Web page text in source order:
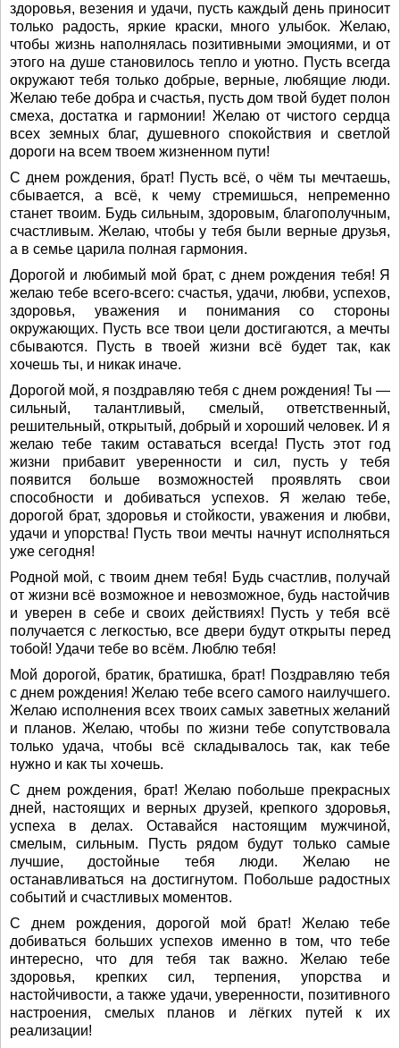
здоровья, везения и удачи, пусть каждый день приносит
только радость, яркие краски, много улыбок. Желаю,
чтобы жизнь наполнялась позитивными эмоциями, и от
этого на душе становилось тепло и уютно. Пусть всегда
окружают тебя только добрые, верные, любящие люди.
Желаю тебе добра и счастья, пусть дом твой будет полон
смеха, достатка и гармонии! Желаю от чистого сердца
всех земных благ, душевного спокойствия и светлой
дороги на всем твоем жизненном пути!
С днем рождения, брат! Пусть всё, о чём ты мечтаешь,
сбывается, а всё, к чему стремишься, непременно
станет твоим. Будь сильным, здоровым, благополучным,
счастливым. Желаю, чтобы у тебя были верные друзья,
а в семье царила полная гармония.
Дорогой и любимый мой брат, с днем рождения тебя! Я
желаю тебе всего-всего: счастья, удачи, любви, успехов,
здоровья, уважения и понимания со стороны
окружающих. Пусть все твои цели достигаются, а мечты
сбываются. Пусть в твоей жизни всё будет так, как
хочешь ты, и никак иначе.
Дорогой мой, я поздравляю тебя с днем рождения! Ты —
сильный, талантливый, смелый, ответственный,
решительный, открытый, добрый и хороший человек. И я
желаю тебе таким оставаться всегда! Пусть этот год
жизни прибавит уверенности и сил, пусть у тебя
появится больше возможностей проявлять свои
способности и добиваться успехов. Я желаю тебе,
дорогой брат, здоровья и стойкости, уважения и любви,
удачи и упорства! Пусть твои мечты начнут исполняться
уже сегодня!
Родной мой, с твоим днем тебя! Будь счастлив, получай
от жизни всё возможное и невозможное, будь настойчив
и уверен в себе и своих действиях! Пусть у тебя всё
получается с легкостью, все двери будут открыты перед
тобой! Удачи тебе во всём. Люблю тебя!
Мой дорогой, братик, братишка, брат! Поздравляю тебя
с днем рождения! Желаю тебе всего самого наилучшего.
Желаю исполнения всех твоих самых заветных желаний
и планов. Желаю, чтобы по жизни тебе сопутствовала
только удача, чтобы всё складывалось так, как тебе
нужно и как ты хочешь.
С днем рождения, брат! Желаю побольше прекрасных
дней, настоящих и верных друзей, крепкого здоровья,
успеха в делах. Оставайся настоящим мужчиной,
смелым, сильным. Пусть рядом будут только самые
лучшие, достойные тебя люди. Желаю не
останавливаться на достигнутом. Побольше радостных
событий и счастливых моментов.
С днем рождения, дорогой мой брат! Желаю тебе
добиваться больших успехов именно в том, что тебе
интересно, что для тебя так важно. Желаю тебе
здоровья, крепких сил, терпения, упорства и
настойчивости, а также удачи, уверенности, позитивного
настроения, смелых планов и лёгких путей к их
реализации!